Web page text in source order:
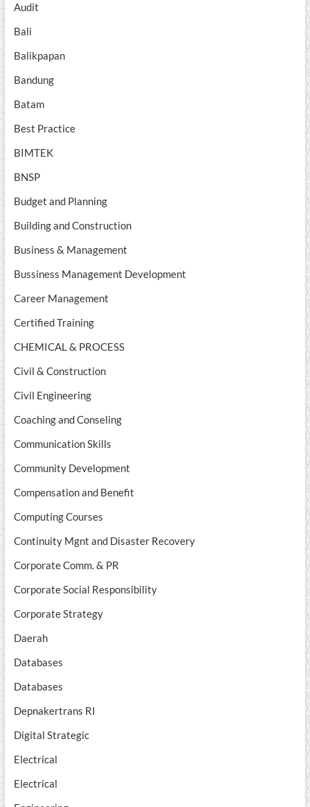
Audit
Bali
Balikpapan
Bandung
Batam
Best Practice
BIMTEK
BNSP
Budget and Planning
Building and Construction
Business & Management
Bussiness Management Development
Career Management
Certified Training
CHEMICAL & PROCESS
Civil & Construction
Civil Engineering
Coaching and Conseling
Communication Skills
Community Development
Compensation and Benefit
Computing Courses
Continuity Mgnt and Disaster Recovery
Corporate Comm. & PR
Corporate Social Responsibility
Corporate Strategy
Daerah
Databases
Databases
Depnakertrans RI
Digital Strategic
Electrical
Electrical